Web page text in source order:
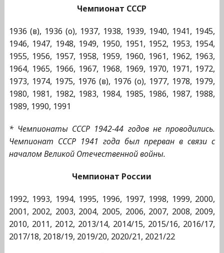
Чемпионат СССР
1936 (в), 1936 (о), 1937, 1938, 1939, 1940, 1941, 1945,
1946, 1947, 1948, 1949, 1950, 1951, 1952, 1953, 1954,
1955, 1956, 1957, 1958, 1959, 1960, 1961, 1962, 1963,
1964, 1965, 1966, 1967, 1968, 1969, 1970, 1971, 1972,
1973, 1974, 1975, 1976 (в), 1976 (о), 1977, 1978, 1979,
1980, 1981, 1982, 1983, 1984, 1985, 1986, 1987, 1988,
1989, 1990, 1991
* Чемпионаты СССР 1942-44 годов не проводились.
Чемпионат СССР 1941 года был прерван в связи с
началом Великой Отечественной войны.
Чемпионат России
1992, 1993, 1994, 1995, 1996, 1997, 1998, 1999, 2000,
2001, 2002, 2003, 2004, 2005, 2006, 2007, 2008, 2009,
2010, 2011, 2012, 2013/14, 2014/15, 2015/16, 2016/17,
2017/18, 2018/19, 2019/20, 2020/21, 2021/22